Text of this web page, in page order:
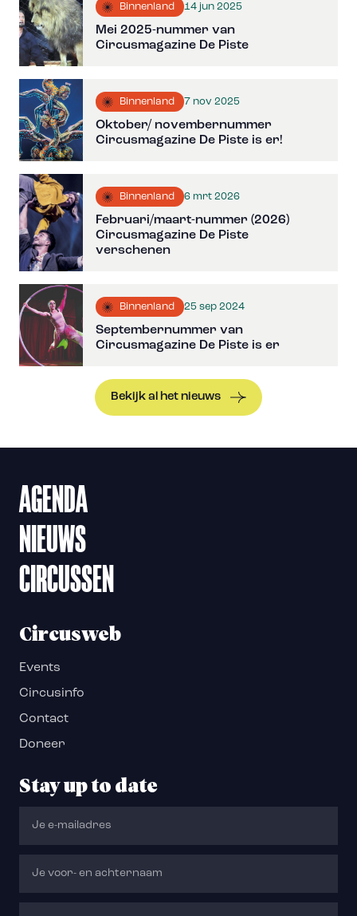
Binnenland 14 jun 2025
Mei 2025-nummer van
Circusmagazine De Piste
Binnenland 7 nov 2025
Oktober/ novembernummer
Circusmagazine De Piste is er!
Binnenland 6 mrt 2026
Februari/maart-nummer (2026)
Circusmagazine De Piste
verschenen
Binnenland 25 sep 2024
Septembernummer van
Circusmagazine De Piste is er
Bekijk al het nieuws
AGENDA
NIEUWS
CIRCUSSEN
Circusweb
Events
Circusinfo
Contact
Doneer
Stay up to date